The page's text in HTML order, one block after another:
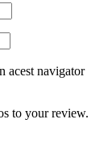
acest navigator
to your review.